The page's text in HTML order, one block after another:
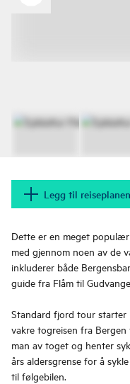
Legg til
Dette er en meget
med gjennom noen av de
inkluderer både
guide fra Flåm til
Standard fjord tour starter
vakre togreisen fra
man av toget og henter
års aldersgrense for å
til følgebilen.